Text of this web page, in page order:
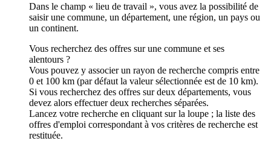
Dans le champ « lieu de travail », vous avez la possibilité de
saisir une commune, un département, une région, un pays ou
un continent.
Vous recherchez des offres sur une commune et ses
alentours ?
Vous pouvez y associer un rayon de recherche compris entre
0 et 100 km (par défaut la valeur sélectionnée est de 10 km).
Si vous recherchez des offres sur deux départements, vous
devez alors effectuer deux recherches séparées.
Lancez votre recherche en cliquant sur la loupe ; la liste des
offres d'emploi correspondant à vos critères de recherche est
restituée.